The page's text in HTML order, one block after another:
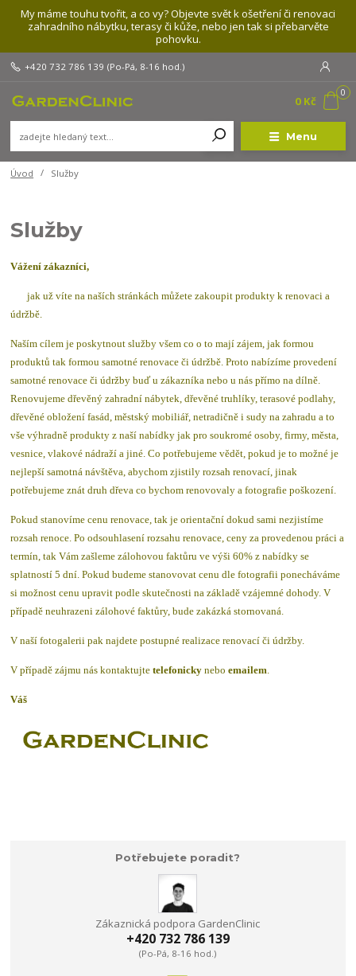
My máme touhu tvořit, a co vy? Objevte svět k ošetření či renovaci
zahradního nábytku, terasy či kůže, nebo jen tak si přebarvěte
pohovku.
Menu
+420 732 786 139 (Po-Pá, 8-16 hod.)
0
0 Kč
Úvod Služby
Služby
Vážení zákazníci,
jak už víte na naších stránkách můžete zakoupit produkty k renovaci a
údržbě.
Naším cílem je poskytnout služby všem co o to mají zájem, jak formou
produktů tak formou samotné renovace či údržbě. Proto nabízíme provedení
samotné renovace či údržby buď u zákazníka nebo u nás přímo na dílně.
Renovujeme dřevěný zahradní nábytek, dřevěné truhlíky, terasové podlahy,
dřevěné obložení fasád, městský mobiliář, netradičně i sudy na zahradu a to
vše výhradně produkty z naší nabídky jak pro soukromé osoby, firmy, města,
vesnice, vlakové nádraží a jiné. Co potřebujeme vědět, pokud je to možné je
nejlepší samotná návštěva, abychom zjistily rozsah renovací, jinak
potřebujeme znát druh dřeva co bychom renovovaly a fotografie poškození.
Pokud stanovíme cenu renovace, tak je orientační dokud sami nezjistíme
rozsah renoce. Po odsouhlasení rozsahu renovace, ceny za provedenou práci a
termín, tak Vám zašleme zálohovou faktůru ve výši 60% z nabídky se
splatností 5 dní. Pokud budeme stanovovat cenu dle fotografii ponecháváme
si možnost cenu upravit podle skutečnosti na základě vzájemné dohody. V
případě neuhrazeni zálohové faktůry, bude zakázká stornovaná.
V naší fotogalerii pak najdete postupné realizace renovací či údržby.
V případě zájmu nás kontaktujtetelefonicky nebo emailem
Váš
Potřebujete poradit?
Zákaznická podpora GardenClinic
+420 732 786 139
(Po-Pá, 8-16 hod.)